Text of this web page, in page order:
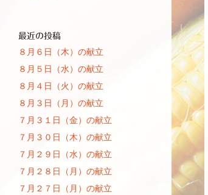
最近の投稿
８月６日（木）の献立
８月５日（水）の献立
８月４日（火）の献立
８月３日（月）の献立
７月３１日（金）の献立
７月３０日（木）の献立
７月２９日（水）の献立
７月２８日（月）の献立
７月２７日（月）の献立